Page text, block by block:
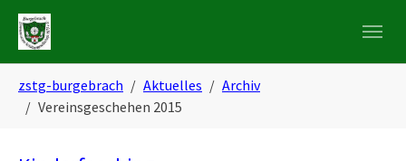
Skip to main navigation
Zum Hauptinhalt springen
Skip to page footer
zstg-burgebrach Aktuelles
Archiv
Vereinsgeschehen 2015